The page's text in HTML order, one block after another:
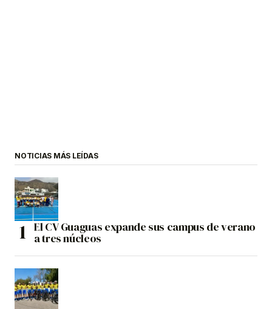
NOTICIAS MÁS LEÍDAS
El CV Guaguas expande sus campus de verano
a tres núcleos